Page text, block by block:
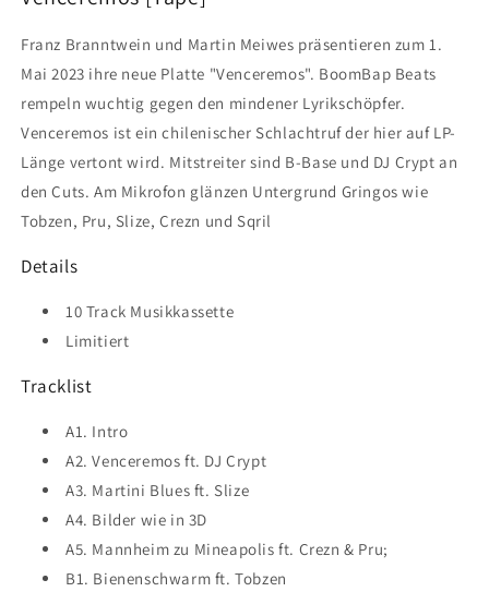
Franz Branntwein und Martin Meiwes präsentieren zum 1.
Mai 2023 ihre neue Platte "Venceremos". BoomBap Beats
rempeln wuchtig gegen den mindener Lyrikschöpfer.
Venceremos ist ein chilenischer Schlachtruf der hier auf LP-
Länge vertont wird. Mitstreiter sind B-Base und DJ Crypt an
den Cuts. Am Mikrofon glänzen Untergrund Gringos wie
Tobzen, Pru, Slize, Crezn und Sqril
Details
10 Track Musikkassette
Limitiert
Tracklist
A1. Intro
A2. Venceremos ft. DJ Crypt
A3. Martini Blues ft. Slize
A4. Bilder wie in 3D
A5. Mannheim zu Mineapolis ft. Crezn & Pru;
B1. Bienenschwarm ft. Tobzen